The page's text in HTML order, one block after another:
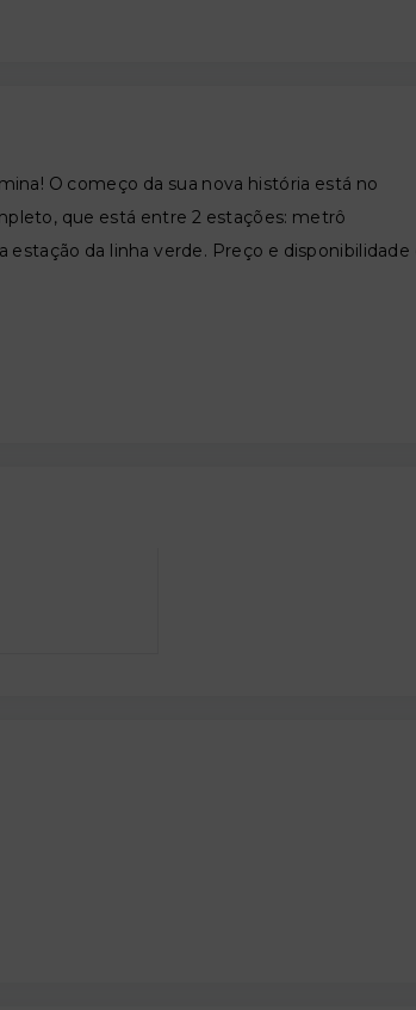
O começo da sua nova história está no
que está entre 2 estações: metrô
da linha verde. Preço e disponibilidade